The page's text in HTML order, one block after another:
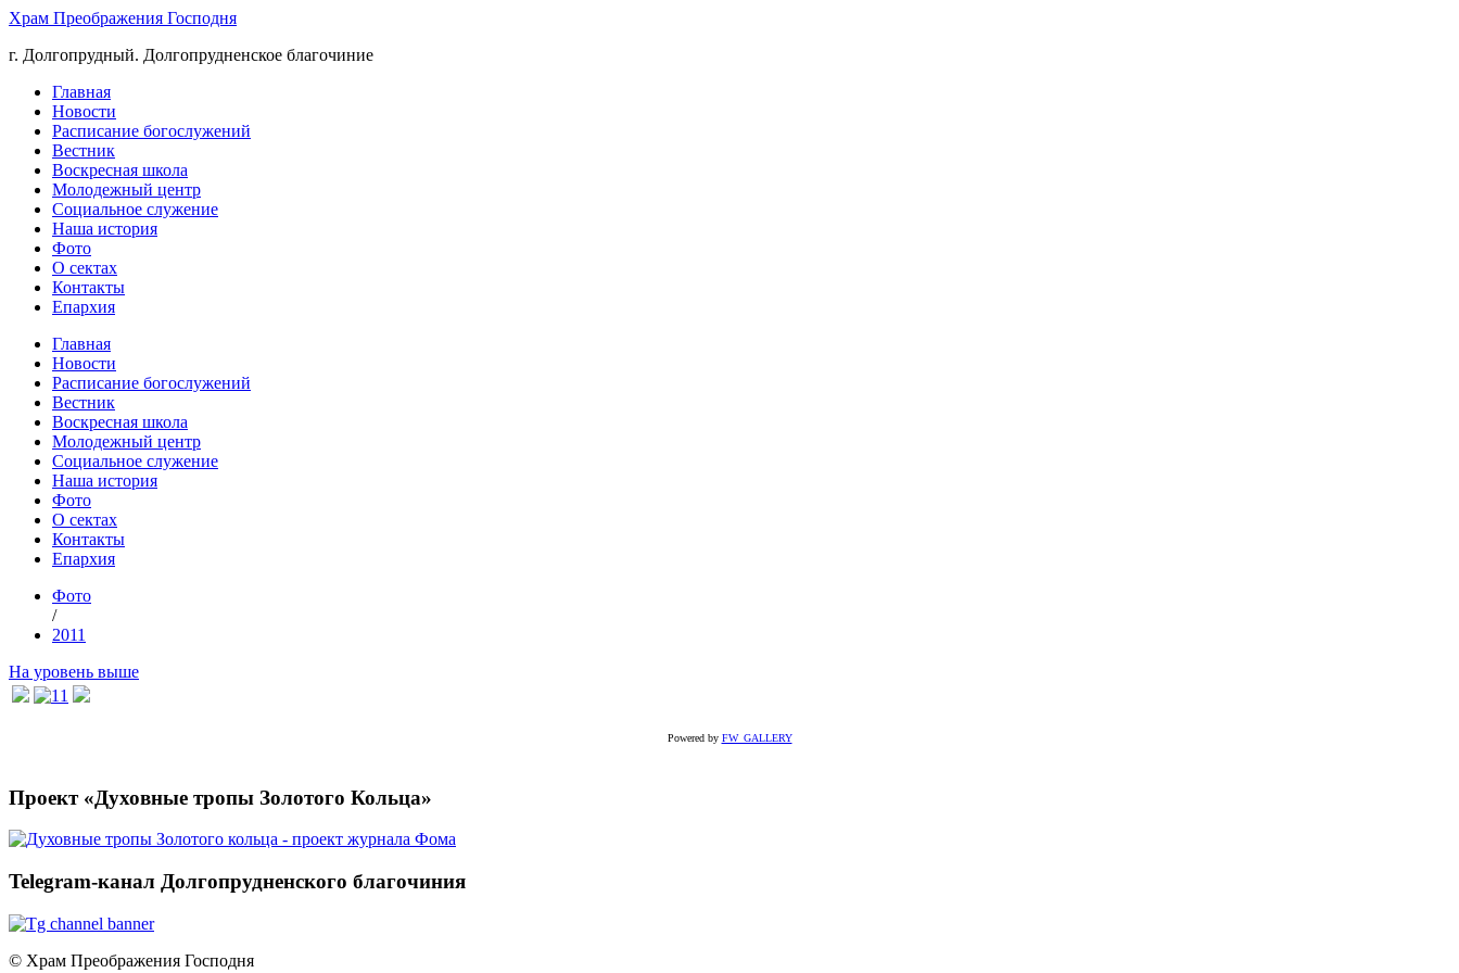
Храм Преображения Господня
г. Долгопрудный. Долгопрудненское благочиние
Главная
Новости
Расписание богослужений
Вестник
Воскресная школа
Молодежный центр
Социальное служение
Наша история
Фото
О сектах
Контакты
Епархия
Главная
Новости
Расписание богослужений
Вестник
Воскресная школа
Молодежный центр
Социальное служение
Наша история
Фото
О сектах
Контакты
Епархия
Фото
/
2011
На уровень выше
Powered by FW_GALLERY
Проект «Духовные тропы Золотого Кольца»
Telegram-канал Долгопрудненского благочиния
© Храм Преображения Господня